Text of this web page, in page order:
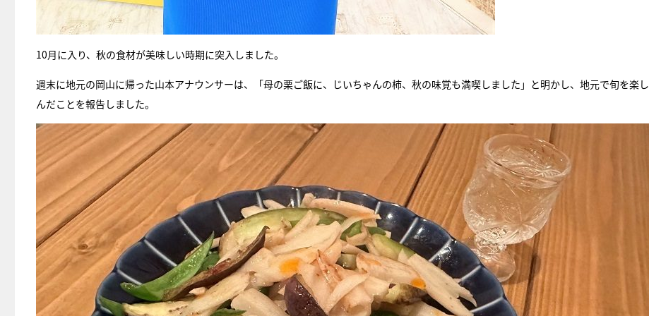
10月に入り、秋の食材が美味しい時期に突入しました。
週末に地元の岡山に帰った山本アナウンサーは、「母の栗ご飯に、じいちゃんの柿、秋の味覚も満喫しました」と明かし、地元で旬を楽し
んだことを報告しました。